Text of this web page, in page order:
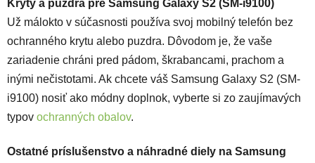
Kryty a puzdra pre Samsung Galaxy S2 (SM-i9100)
Už málokto v súčasnosti používa svoj mobilný telefón bez
ochranného krytu alebo puzdra. Dôvodom je, že vaše
zariadenie chráni pred pádom, škrabancami, prachom a
inými nečistotami. Ak chcete váš Samsung Galaxy S2 (SM-
i9100) nosiť ako módny doplnok, vyberte si zo zaujímavých
typov ochranných obalov.
Ostatné príslušenstvo a náhradné diely na Samsung